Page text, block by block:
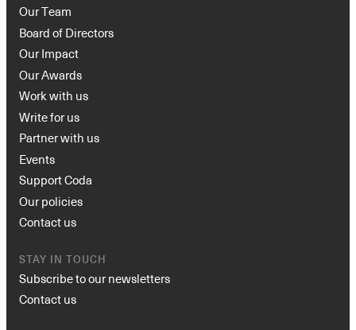
Our Team
Board of Directors
Our Impact
Our Awards
Work with us
Write for us
Partner with us
Events
Support Coda
Our policies
Contact us
STAY IN TOUCH
Subscribe to our newsletters
Contact us